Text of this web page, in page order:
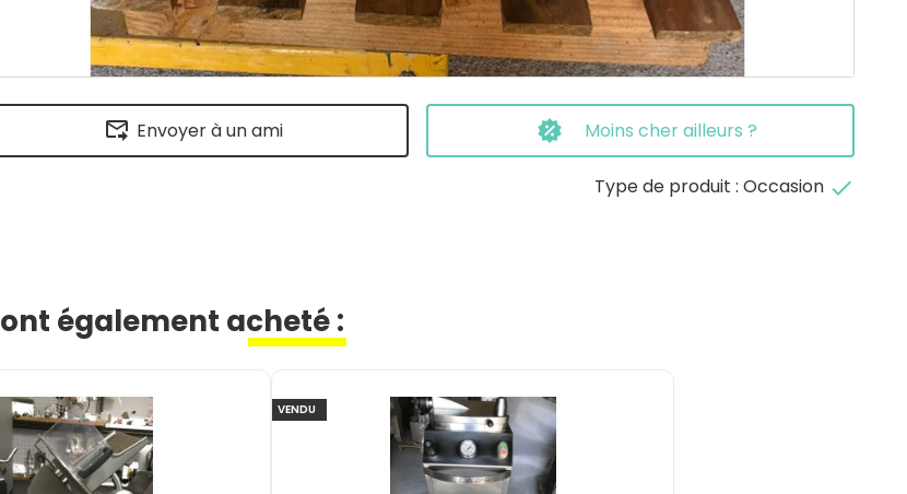
Envoyer à un ami Moins cher ailleurs ?
Type de produit : Occasion done
également acheté :
VENDU